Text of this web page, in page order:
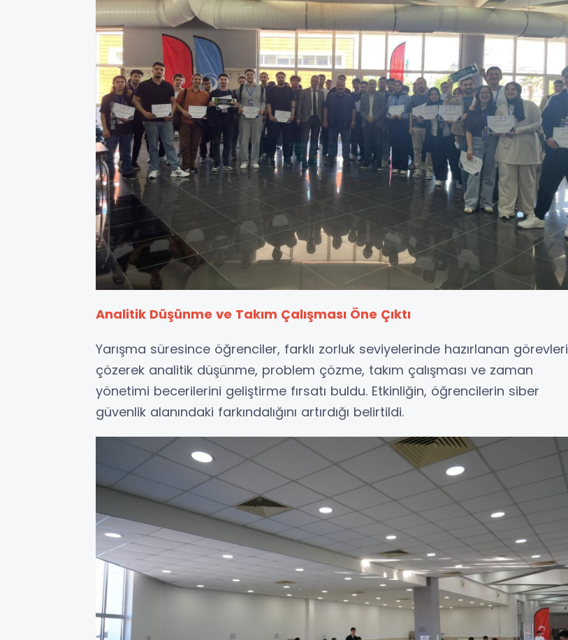
Analitik Düşünme ve Takım Çalışması Öne Çıktı
Yarışma süresince öğrenciler, farklı zorluk seviyelerinde hazırlanan görevleri
çözerek analitik düşünme, problem çözme, takım çalışması ve zaman
yönetimi becerilerini geliştirme fırsatı buldu. Etkinliğin, öğrencilerin siber
güvenlik alanındaki farkındalığını artırdığı belirtildi.